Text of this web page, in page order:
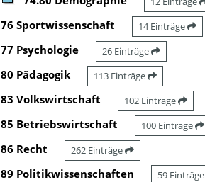
76 Sportwissenschaft 14 Einträge
77 Psychologie 26 Einträge
80 Pädagogik 113 Einträge
83 Volkswirtschaft 102 Einträge
85 Betriebswirtschaft 100 Einträge
86 Recht 262 Einträge
89 Politikwissenschaften 59 Einträge